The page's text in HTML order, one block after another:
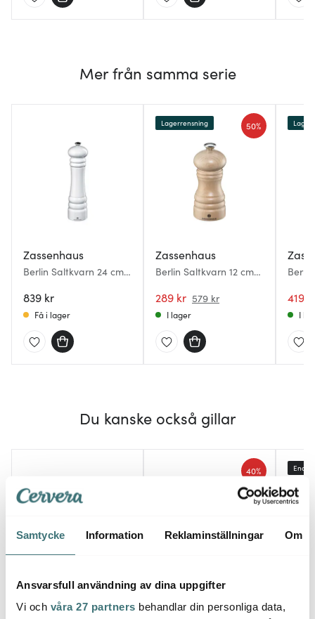
Samtycke Information Reklaminställningar Om
Ansvarsfull användning av dina uppgifter
Vi och våra 27 partners behandlar din personliga data,
Mer från samma serie
Zassenhaus
Berlin Saltkvarn 24 cm
839 kr
Få i lager
Zassenhaus
Berlin Saltkvarn 12 cm
289 kr 579 kr
50%
Lagerrensning
I lager
419
I
Du kanske också gillar
Anders Petter
Gefu
Soco matpincett 30,5
40%